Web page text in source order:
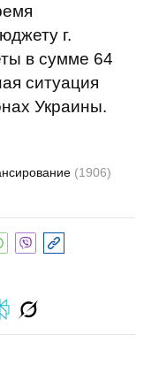
г.
в сумме 64
ситуация
Украины.
(1906)